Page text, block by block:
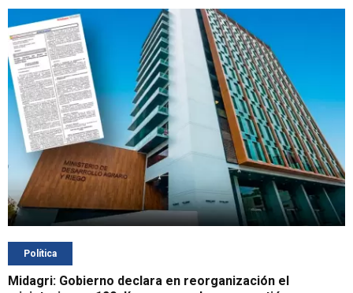
Política
Midagri: Gobierno declara en reorganización el